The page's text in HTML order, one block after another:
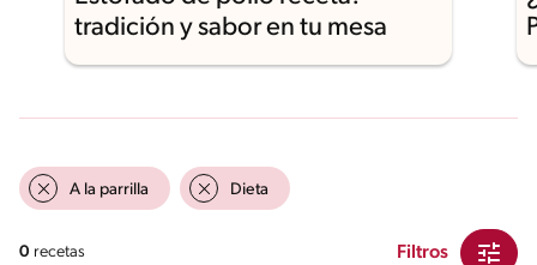
tradición y sabor en tu mesa
A la parrilla Dieta
0 recetas Filtros